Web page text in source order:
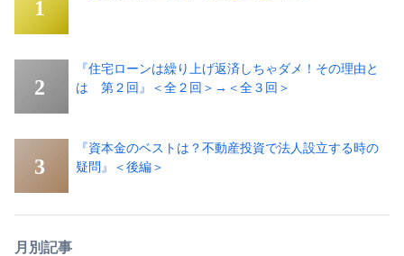
『住宅ローンは繰り上げ返済しちゃダメ！その理由と
は 第２回』＜全２回＞→＜全３回＞
『資本金のベストは？不動産投資で法人設立する時の
疑問』＜後編＞
月別記事